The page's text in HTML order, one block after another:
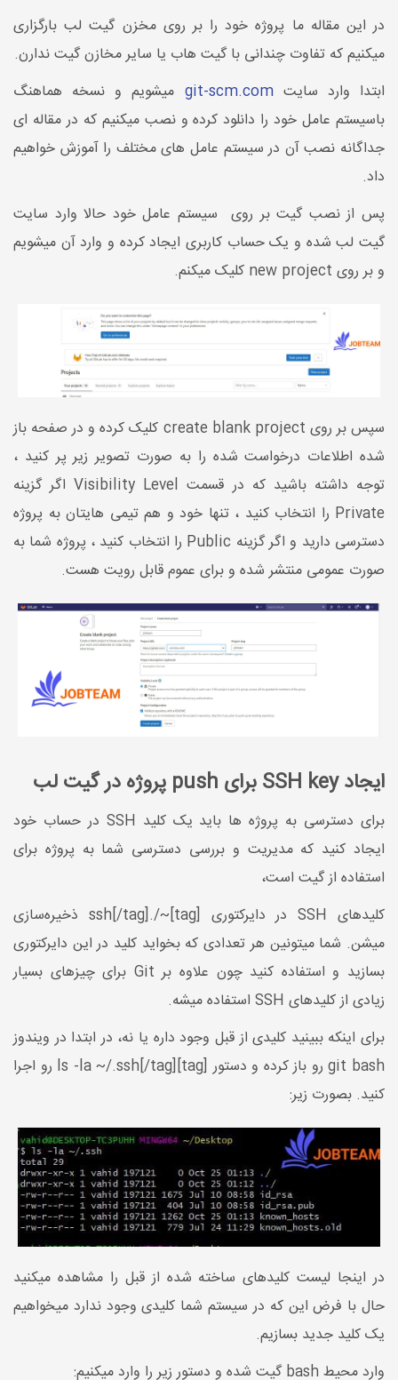
در این مقاله ما پروژه خود را بر روی مخزن گیت لب بارگزاری
میکنیم که تفاوت چندانی با گیت هاب یا سایر مخازن گیت ندارن.
ابتدا وارد سایتgit-scm.com میشویم و نسخه هماهنگ
باسیستم عامل خود را دانلود کرده و نصب میکنیم که در مقاله ای
جداگانه نصب آن در سیستم عامل های مختلف را آموزش خواهیم
داد.
پس از نصب گیت بر روی سیستم عامل خود حالا وارد سایت
گیت لب شده و یک حساب کاربری ایجاد کرده و وارد آن میشویم
و بر روی new project کلیک میکنم.
سپس بر روی create blank project کلیک کرده و در صفحه باز
شده اطلاعات درخواست شده را به صورت تصویر زیر پر کنید ،
توجه داشته باشید که در قسمت Visibility Level اگر گزینه
Private را انتخاب کنید ، تنها خود و هم تیمی هایتان به پروژه
دسترسی دارید و اگر گزینه Public را انتخاب کنید ، پروژه شما به
صورت عمومی منتشر شده و برای عموم قابل رویت هست.
ایجاد SSH key برای push پروژه در گیت لب
برای دسترسی به پروژه ها باید یک کلید SSH در حساب خود
ایجاد کنید که مدیریت و بررسی دسترسی شما به پروژه برای
استفاده از گیت است،
کلیدهای SSH در دایرکتوری [tag]~/.ssh[/tag] ذخیره‌سازی
میشن. شما میتونین هر تعدادی که بخواید کلید در این دایرکتوری
بسازید و استفاده کنید چون علاوه بر Git برای چیزهای بسیار
زیادی از کلیدهای SSH استفاده میشه.
برای اینکه ببینید کلیدی از قبل وجود داره یا نه، در ابتدا در ویندوز
git bash رو باز کرده و دستور [tag]ls -la ~/.ssh[/tag] رو اجرا
کنید. بصورت زیر:
در اینجا لیست کلیدهای ساخته شده از قبل را مشاهده میکنید
حال با فرض این که در سیستم شما کلیدی وجود ندارد میخواهیم
یک کلید جدید بسازیم.
وارد محیط bash گیت شده و دستور زیر را وارد میکنیم: